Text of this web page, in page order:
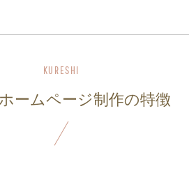
ームページ制作の特徴